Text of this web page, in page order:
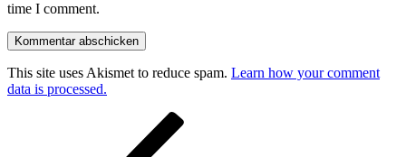
time I comment.
This site uses Akismet to reduce spam. Learn how your comment
data is processed.